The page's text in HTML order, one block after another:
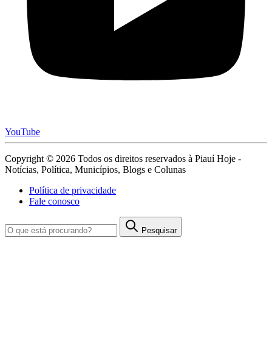
YouTube
Copyright © 2026 Todos os direitos reservados à Piauí Hoje -
Notícias, Política, Municípios, Blogs e Colunas
Política de privacidade
Fale conosco
Pesquisar